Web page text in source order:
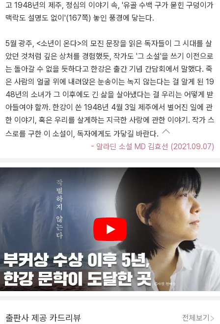
고 1948년의 제주, 정심의 이야기 속, '유골 수백 구가 묻힌 구덩이가
맥락도 설명도 없이'(167쪽) 놓인 풍경에 닿는다.
5월 광주, <소년이 온다>의 모진 문장을 읽은 독자들이 그 시대를 살
았던 것처럼 깊은 상처를 경험했듯, 작가도 '그 소설'을 쓰기 이전으로
는 돌아갈 수 없을 듯하다고 한강은 출간 기념 간담회에서 말했다. 죽
은 사람의 얼굴 위에 내려앉은 눈송이는 녹지 않는다는 걸 알게 된 19
48년의 소녀가 그 이후에도 긴 삶을 살아냈다는 걸 우리는 어떻게 받
아들여야 할까. 한강이 쓴 1948년 4월 3일 제주에서 벌어진 일에 관
한 이야기, 혹은 우리를 살게하는 지극한 사랑에 관한 이야기. 작가 스
스로를 구한 이 소설이, 독자에게도 가닿길 바란다.
- 알라딘 소설 MD 김효선 (2021.09.07)
Play
출판사 제공 카드리뷰 전체보기